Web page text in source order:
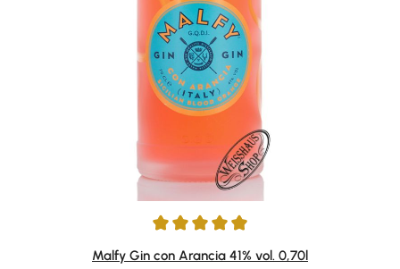
Durchschnittliche Bewertung von 4.89 von 5 Sternen
Malfy Gin con Arancia 41% vol. 0,70l